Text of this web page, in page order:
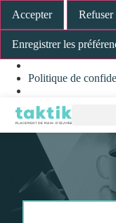
Accepter
Refuser
Enregistrer les
Politique de